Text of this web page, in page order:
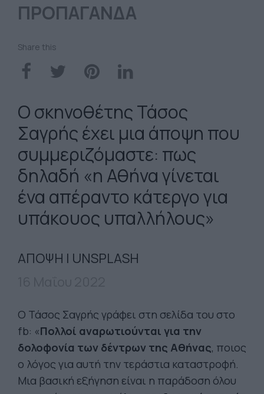
ΠΡΟΠΑΓΑΝΔΑ
Share this
Ο σκηνοθέτης Τάσος
Σαγρής έχει μια άποψη που
συμμεριζόμαστε: πως
δηλαδή «η Αθήνα γίνεται
ένα απέραντο κάτεργο για
υπάκουος υπαλλήλους»
ΑΠΟΨΗ | UNSPLASH
Ο Τάσος Σαγρής γράφει στη σελίδα του στο
fb: «Πολλοί αναρωτιούνται για την
δολοφονία των δέντρων της Αθήνας, ποιος
ο λόγος για αυτή την τεράστια καταστροφή.
Μια βασική εξήγηση είναι η παράδοση όλου